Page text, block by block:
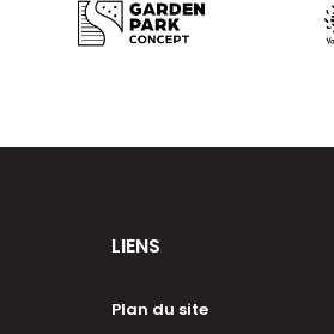
LIENS
Plan du site